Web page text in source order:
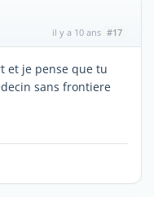
il y a 10 ans #17
et je pense que tu
sans frontiere